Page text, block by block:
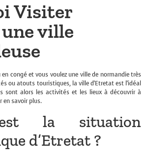
Visiter
ville
congé et vous voulez une ville de normandietrès
ou atouts touristiques, la ville d’Etretat est l’idéal
sont alors les activités et les lieux à découvrir à
en savoir plus.
la situation
d’Etretat ?